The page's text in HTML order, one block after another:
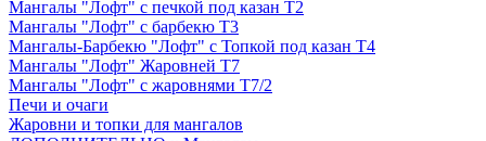
Мангалы "Лофт" с печкой под казан Т2
Мангалы "Лофт" с барбекю Т3
Мангалы-Барбекю "Лофт" с Топкой под казан Т4
Мангалы "Лофт" Жаровней Т7
Мангалы "Лофт" с жаровнями Т7/2
Печи и очаги
Жаровни и топки для мангалов